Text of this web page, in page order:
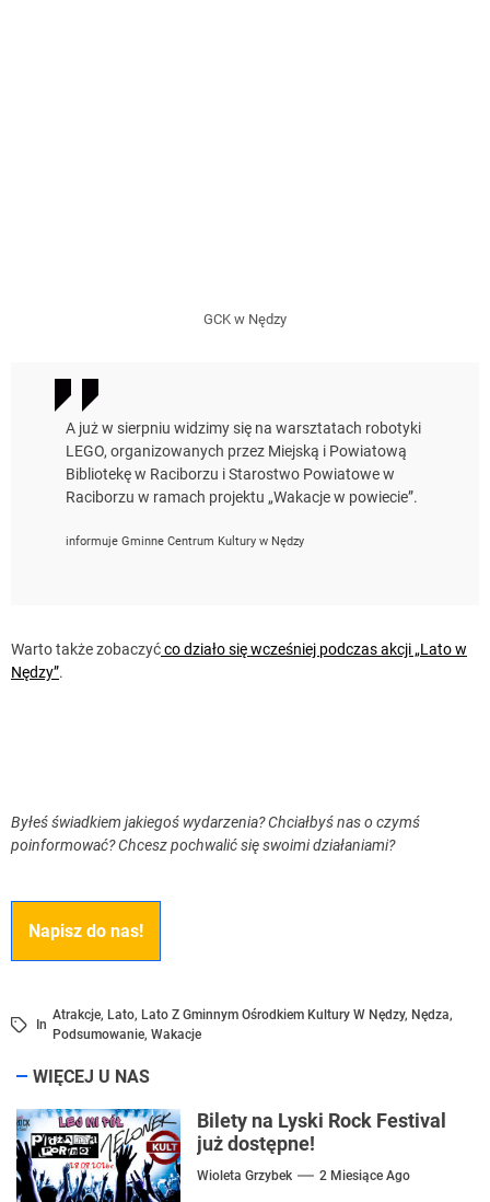
GCK w Nędzy
A już w sierpniu widzimy się na warsztatach robotyki
LEGO, organizowanych przez Miejską i Powiatową
Bibliotekę w Raciborzu i Starostwo Powiatowe w
Raciborzu w ramach projektu „Wakacje w powiecie”.
informuje Gminne Centrum Kultury w Nędzy
Warto także zobaczyćco działo się wcześniej podczas akcji „Lato w
Nędzy”.
Byłeś świadkiem jakiegoś wydarzenia? Chciałbyś nas o czymś
poinformować? Chcesz pochwalić się swoimi działaniami?
Napisz do nas!
In
Atrakcje, Lato, Lato Z Gminnym Ośrodkiem Kultury W Nędzy, Nędza,
Podsumowanie, Wakacje
WIĘCEJ U NAS
Bilety na Lyski Rock Festival
już dostępne!
Wioleta Grzybek 2 Miesiące Ago